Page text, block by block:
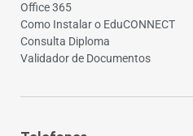
Office 365
Como Instalar o EduCONNECT
Consulta Diploma
Validador de Documentos